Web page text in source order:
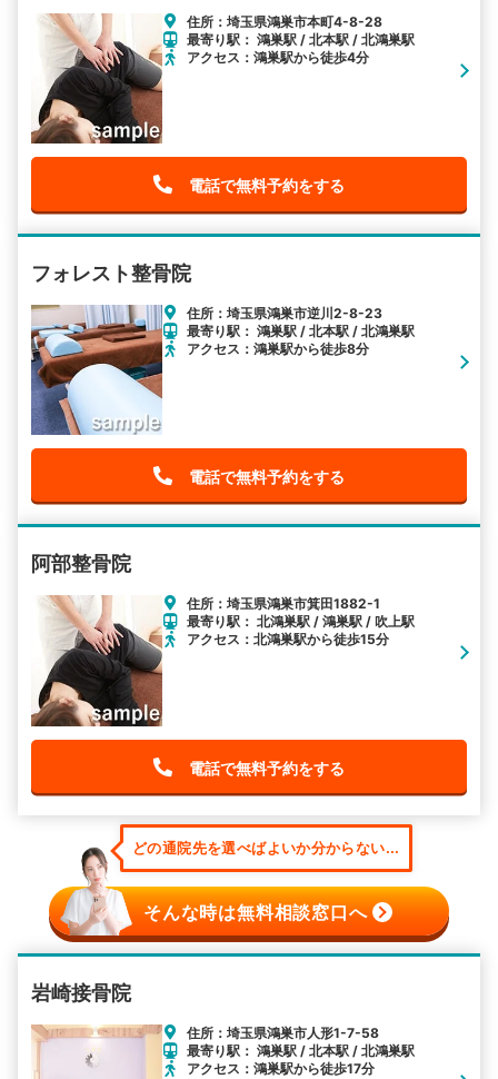
住所：埼玉県鴻巣市本町4-8-28
最寄り駅： 鴻巣駅 / 北本駅 / 北鴻巣駅
アクセス：鴻巣駅から徒歩4分
電話で無料予約をする
フォレスト整骨院
住所：埼玉県鴻巣市逆川2-8-23
最寄り駅： 鴻巣駅 / 北本駅 / 北鴻巣駅
アクセス：鴻巣駅から徒歩8分
電話で無料予約をする
阿部整骨院
住所：埼玉県鴻巣市箕田1882-1
最寄り駅： 北鴻巣駅 / 鴻巣駅 / 吹上駅
アクセス：北鴻巣駅から徒歩15分
電話で無料予約をする
どの通院先を選べばよいか分からない...
そんな時は無料相談窓口へ
岩崎接骨院
住所：埼玉県鴻巣市人形1-7-58
最寄り駅： 鴻巣駅 / 北本駅 / 北鴻巣駅
アクセス：鴻巣駅から徒歩17分